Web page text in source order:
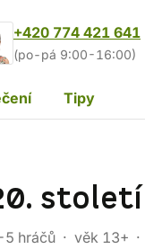
+420 774 421 641
(po-pá 9:00-16:00)
Tipy
století
hráčů věk 13+